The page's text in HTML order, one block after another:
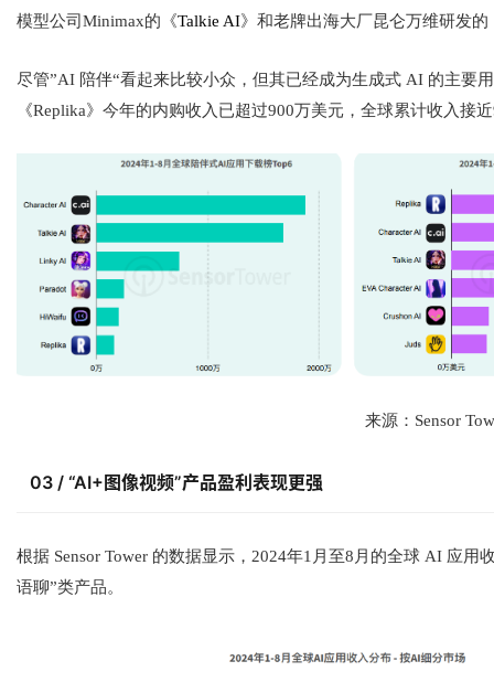
模型公司Minimax的《Talkie AI》和老牌出海大厂昆仑万维研发的
尽管”AI 陪伴“看起来比较小众，但其已经成为生成式 AI 的主要
《Replika》今年的内购收入已超过900万美元，全球累计收入接
来源：Sensor
03 / “AI+图像视频”产品盈利表现更强
根据 Sensor Tower 的数据显示，2024年1月至8月的全球 AI 应
语聊”类产品。